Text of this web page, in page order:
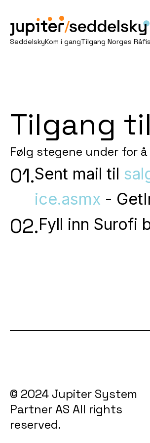
/
SeddelskyKom i gangTilgang Norges
Tilgang
Følg stegene under for
01.Sent mail til
ice.asmx -
02.Fyll inn Surofi
© 2024 Jupiter System
Partner AS All rights
reserved.